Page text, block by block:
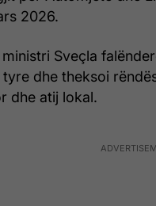
2026.
Sveçla
tyre dhe theksoi
dhe atij lokal.